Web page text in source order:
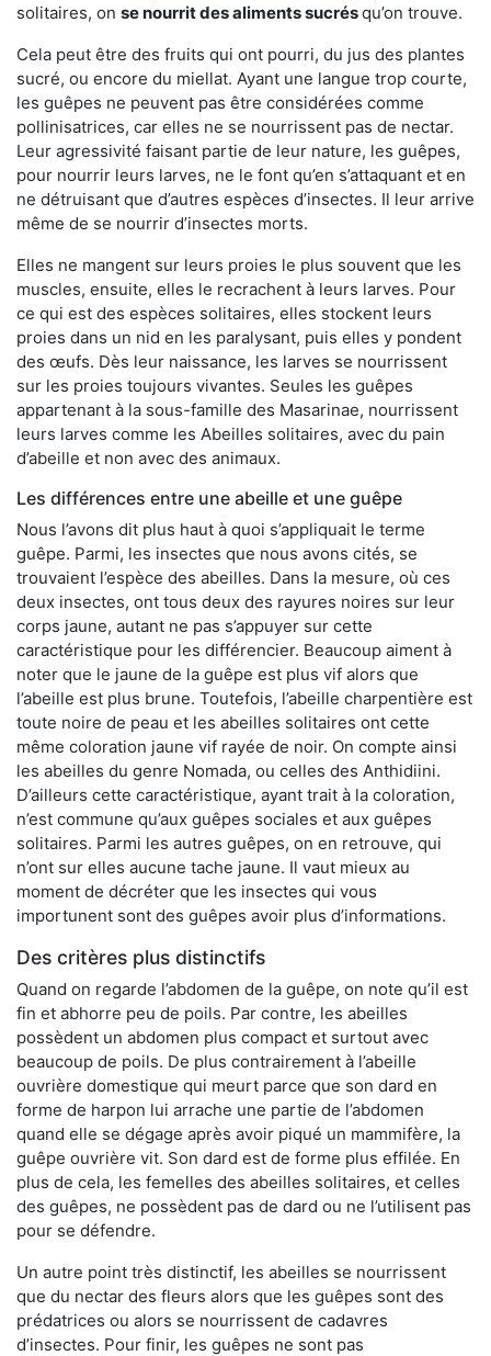
solitaires, on se nourrit des aliments sucrésqu’on trouve.
Cela peut être des fruits qui ont pourri, du jus des plantes
sucré, ou encore du miellat. Ayant une langue trop courte,
les guêpes ne peuvent pas être considérées comme
pollinisatrices, car elles ne se nourrissent pas de nectar.
Leur agressivité faisant partie de leur nature, les guêpes,
pour nourrir leurs larves, ne le font qu’en s’attaquant et en
ne détruisant que d’autres espèces d’insectes. Il leur arrive
même de se nourrir d’insectes morts.
Elles ne mangent sur leurs proies le plus souvent que les
muscles, ensuite, elles le recrachent à leurs larves. Pour
ce qui est des espèces solitaires, elles stockent leurs
proies dans un nid en les paralysant, puis elles y pondent
des œufs. Dès leur naissance, les larves se nourrissent
sur les proies toujours vivantes. Seules les guêpes
appartenant à la sous-famille des Masarinae, nourrissent
leurs larves comme les Abeilles solitaires, avec du pain
d’abeille et non avec des animaux.
Les différences entre une abeille et une guêpe
Nous l’avons dit plus haut à quoi s’appliquait le terme
guêpe. Parmi, les insectes que nous avons cités, se
trouvaient l’espèce des abeilles. Dans la mesure, où ces
deux insectes, ont tous deux des rayures noires sur leur
corps jaune, autant ne pas s’appuyer sur cette
caractéristique pour les différencier. Beaucoup aiment à
noter que le jaune de la guêpe est plus vif alors que
l’abeille est plus brune. Toutefois, l’abeille charpentière est
toute noire de peau et les abeilles solitaires ont cette
même coloration jaune vif rayée de noir. On compte ainsi
les abeilles du genre Nomada, ou celles des Anthidiini.
D’ailleurs cette caractéristique, ayant trait à la coloration,
n’est commune qu’aux guêpes sociales et aux guêpes
solitaires. Parmi les autres guêpes, on en retrouve, qui
n’ont sur elles aucune tache jaune. Il vaut mieux au
moment de décréter que les insectes qui vous
importunent sont des guêpes avoir plus d’informations.
Des critères plus distinctifs
Quand on regarde l’abdomen de la guêpe, on note qu’il est
fin et abhorre peu de poils. Par contre, les abeilles
possèdent un abdomen plus compact et surtout avec
beaucoup de poils. De plus contrairement à l’abeille
ouvrière domestique qui meurt parce que son dard en
forme de harpon lui arrache une partie de l’abdomen
quand elle se dégage après avoir piqué un mammifère, la
guêpe ouvrière vit. Son dard est de forme plus effilée. En
plus de cela, les femelles des abeilles solitaires, et celles
des guêpes, ne possèdent pas de dard ou ne l’utilisent pas
pour se défendre.
Un autre point très distinctif, les abeilles se nourrissent
que du nectar des fleurs alors que les guêpes sont des
prédatrices ou alors se nourrissent de cadavres
d’insectes. Pour finir, les guêpes ne sont pas